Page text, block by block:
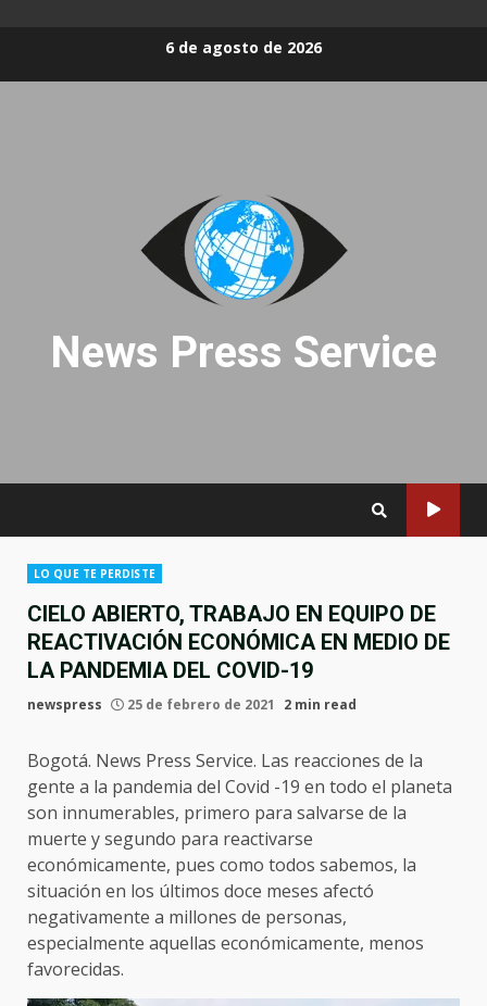
6 de agosto de 2026
News Press Service
LO QUE TE PERDISTE
CIELO ABIERTO, TRABAJO EN EQUIPO DE
REACTIVACIÓN ECONÓMICA EN MEDIO DE
LA PANDEMIA DEL COVID-19
newspress 25 de febrero de 2021 2 min read
Bogotá. News Press Service. Las reacciones de la
gente a la pandemia del Covid -19 en todo el planeta
son innumerables, primero para salvarse de la
muerte y segundo para reactivarse
económicamente, pues como todos sabemos, la
situación en los últimos doce meses afectó
negativamente a millones de personas,
especialmente aquellas económicamente, menos
favorecidas.